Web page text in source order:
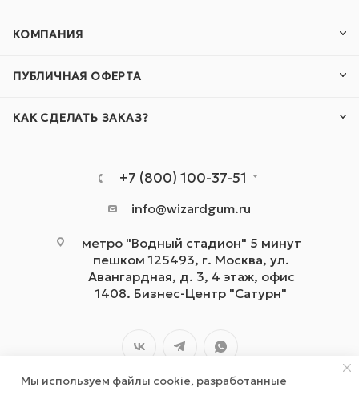
КОМПАНИЯ
ПУБЛИЧНАЯ ОФЕРТА
КАК СДЕЛАТЬ ЗАКАЗ?
+7 (800) 100-37-51
info@wizardgum.ru
метро "Водный стадион" 5 минут
пешком 125493, г. Москва, ул.
Авангардная, д. 3, 4 этаж, офис
1408. Бизнес-Центр "Сатурн"
Мы используем файлы cookie, разработанные